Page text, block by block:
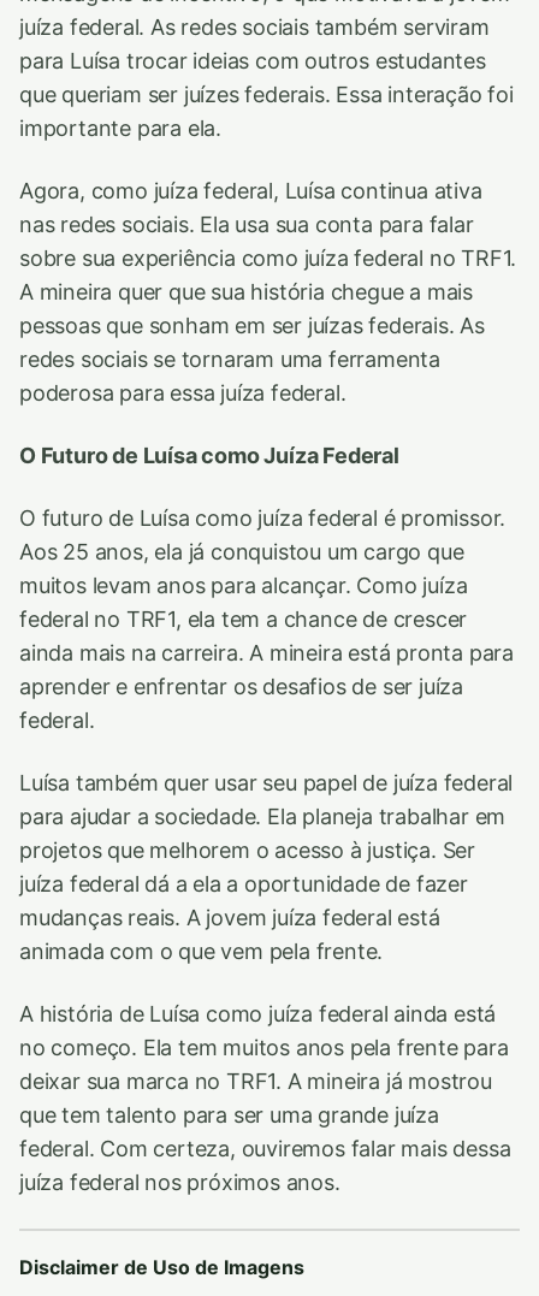
juíza federal. As redes sociais também serviram
para Luísa trocar ideias com outros estudantes
que queriam ser juízes federais. Essa interação foi
importante para ela.
Agora, como juíza federal, Luísa continua ativa
nas redes sociais. Ela usa sua conta para falar
sobre sua experiência como juíza federal no TRF1.
A mineira quer que sua história chegue a mais
pessoas que sonham em ser juízas federais. As
redes sociais se tornaram uma ferramenta
poderosa para essa juíza federal.
O Futuro de Luísa como Juíza Federal
O futuro de Luísa como juíza federal é promissor.
Aos 25 anos, ela já conquistou um cargo que
muitos levam anos para alcançar. Como juíza
federal no TRF1, ela tem a chance de crescer
ainda mais na carreira. A mineira está pronta para
aprender e enfrentar os desafios de ser juíza
federal.
Luísa também quer usar seu papel de juíza federal
para ajudar a sociedade. Ela planeja trabalhar em
projetos que melhorem o acesso à justiça. Ser
juíza federal dá a ela a oportunidade de fazer
mudanças reais. A jovem juíza federal está
animada com o que vem pela frente.
A história de Luísa como juíza federal ainda está
no começo. Ela tem muitos anos pela frente para
deixar sua marca no TRF1. A mineira já mostrou
que tem talento para ser uma grande juíza
federal. Com certeza, ouviremos falar mais dessa
juíza federal nos próximos anos.
Disclaimer de Uso de Imagens